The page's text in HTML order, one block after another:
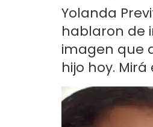
Yolanda
hablaron de
imagen que
hijo hoy. Mirá